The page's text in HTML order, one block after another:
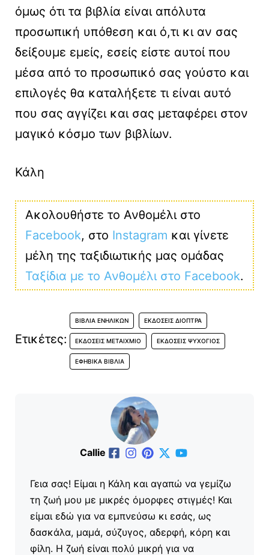
όμως ότι τα βιβλία είναι απόλυτα
προσωπική υπόθεση και ό,τι κι αν σας
δείξουμε εμείς, εσείς είστε αυτοί που
μέσα από το προσωπικό σας γούστο και
επιλογές θα καταλήξετε τι είναι αυτό
που σας αγγίζει και σας μεταφέρει στον
μαγικό κόσμο των βιβλίων.
Κάλη
Ακολουθήστε το Ανθομέλι στο
Facebook, στο Instagram και γίνετε
μέλη της ταξιδιωτικής μας ομάδας
Ταξίδια με το Ανθομέλι στο Facebook.
Ετικέτες:
ΒΙΒΛΊΑ ΕΝΗΛΊΚΩΝ ΕΚΔΌΣΕΙΣ ΔΙΌΠΤΡΑ
ΕΚΔΌΣΕΙΣ ΜΕΤΑΊΧΜΙΟ ΕΚΔΌΣΕΙΣ ΨΥΧΟΓΙΌΣ
ΕΦΗΒΙΚΆ ΒΙΒΛΊΑ
Callie
Γεια σας! Είμαι η Κάλη και αγαπώ να γεμίζω
τη ζωή μου με μικρές όμορφες στιγμές! Και
είμαι εδώ για να εμπνεύσω κι εσάς, ως
δασκάλα, μαμά, σύζυγος, αδερφή, κόρη και
φίλη. Η ζωή είναι πολύ μικρή για να